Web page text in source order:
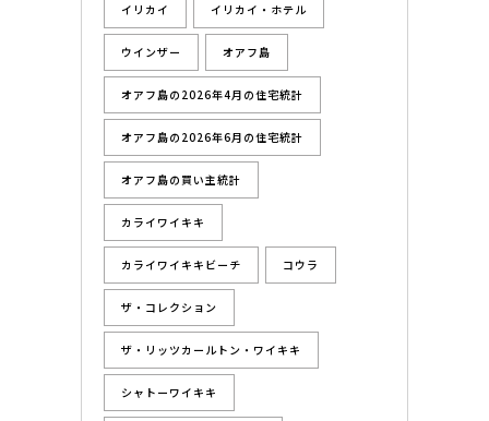
イリカイ イリカイ・ホテル
ウインザー オアフ島
オアフ島の2026年4月の住宅統計
オアフ島の2026年6月の住宅統計
オアフ島の買い主統計
カライワイキキ
カライワイキキビーチ コウラ
ザ・コレクション
ザ・リッツカールトン・ワイキキ
シャトーワイキキ